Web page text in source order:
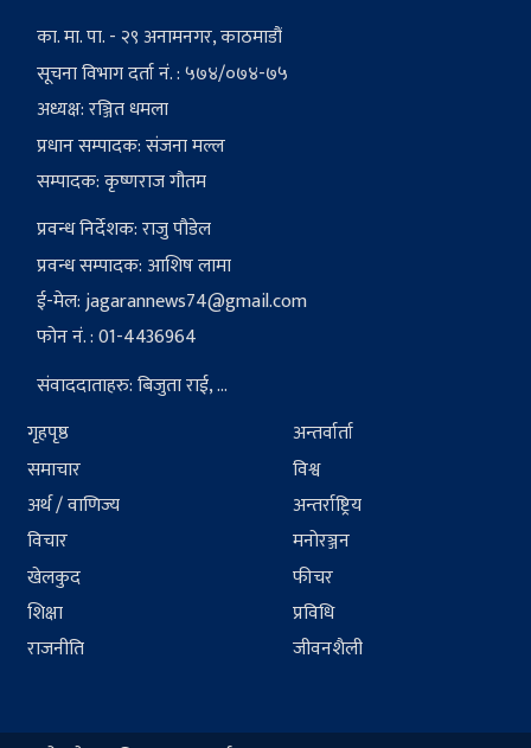
का. मा. पा. - २९ अनामनगर, काठमाडौं
सूचना विभाग दर्ता नं. : ५७४/०७४-७५
अध्यक्ष: रञ्जित धमला
प्रधान सम्पादक: संजना मल्ल
सम्पादक: कृष्णराज गौतम
प्रवन्ध निर्देशक: राजु पौडेल
प्रवन्ध सम्पादक: आशिष लामा
ई-मेल:jagarannews74@gmail.com
फोन नं. : 01-4436964
संवाददाताहरु: बिजुता राई, ...
गृहपृष्ठ
समाचार
अर्थ / वाणिज्य
विचार
खेलकुद
शिक्षा
राजनीति
अन्तर्वार्ता
विश्व
अन्तर्राष्ट्रिय
मनोरञ्जन
फीचर
प्रविधि
जीवनशैली